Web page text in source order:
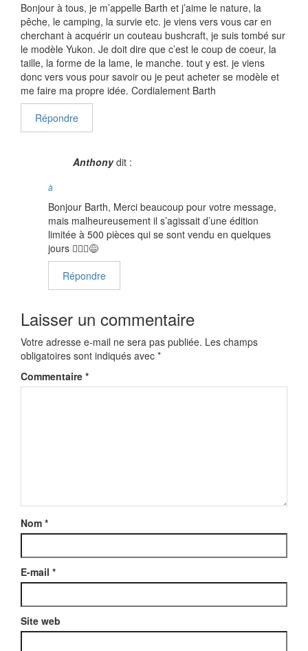
Bonjour à tous, je m’appelle Barth et j’aime le nature, la
pêche, le camping, la survie etc. je viens vers vous car en
cherchant à acquérir un couteau bushcraft, je suis tombé sur
le modèle Yukon. Je doit dire que c’est le coup de coeur, la
taille, la forme de la lame, le manche. tout y est. je viens
donc vers vous pour savoir ou je peut acheter se modèle et
me faire ma propre idée. Cordialement Barth
Répondre
Anthony dit :
à
Bonjour Barth, Merci beaucoup pour votre message,
mais malheureusement il s’agissait d’une édition
limitée à 500 pièces qui se sont vendu en quelques
jours 🤷🏻‍♂️😅
Répondre
Laisser un commentaire
Votre adresse e-mail ne sera pas publiée. Les champs
obligatoires sont indiqués avec *
Commentaire *
Nom *
E-mail *
Site web